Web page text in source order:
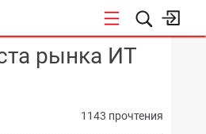
КОНФЕРЕНЦИИ
рынка ИТ
1143 прочтения